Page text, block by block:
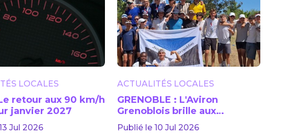
LOCALES
retour aux 90 km/h
janvier 2027
Jul 2026
ACTUALITÉS LOCALES
GRENOBLE : L'Aviron
Grenoblois brille aux
Championnats de France
jeunes
Publié le 10 Jul 2026